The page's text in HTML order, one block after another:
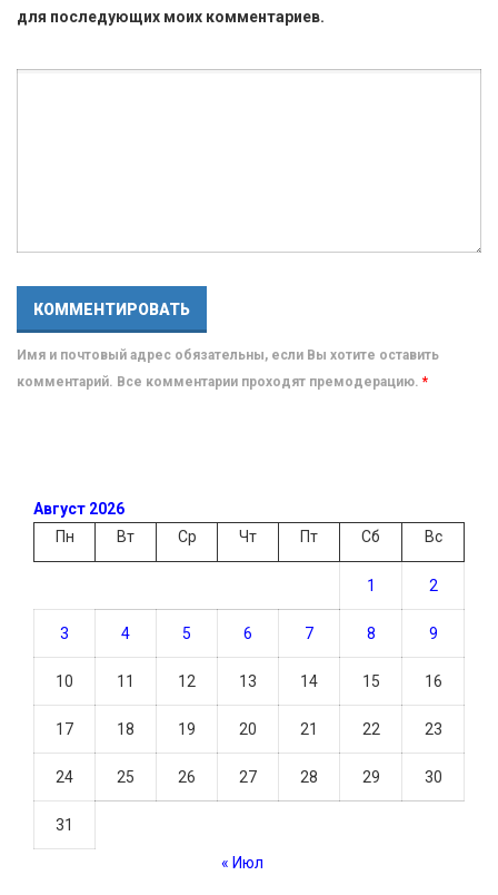
для последующих моих комментариев.
Имя и почтовый адрес обязательны, если Вы хотите оставить
комментарий. Все комментарии проходят премодерацию. *
Август 2026
Пн
Вт Ср Чт Пт Сб Вс
1 2
3 4 5 6 7 8 9
10 11 12 13 14 15 16
17 18 19 20 21 22 23
24 25 26 27 28 29 30
31
« Июл